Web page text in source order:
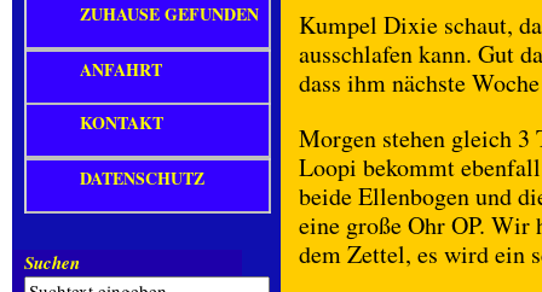
Kumpel Dixie schaut,
ausschlafen kann. Gut
dass ihm nächste
Morgen stehen gleich
Loopi bekommt
beide Ellenbogen und
eine große Ohr OP. Wir
dem Zettel, es wird ein
ZUHAUSE GEFUNDEN
ANFAHRT
KONTAKT
DATENSCHUTZ
Suchen